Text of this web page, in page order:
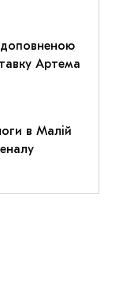
доповненою
Артема
в Малій